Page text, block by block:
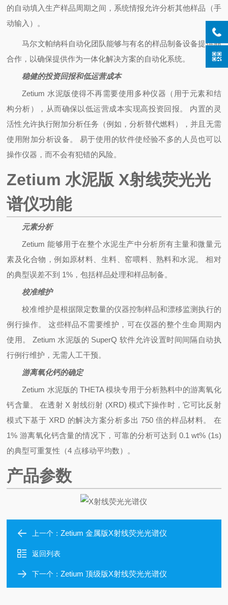
的自动填入生产样品周期之间，系统情报允许分析其他样品（手
动输入）。
马尔文帕纳科自动化团队能够与有名的样品制备设备提供商
合作，以确保提供作为一体化解决方案的自动化系统。
稳健的投资回报和低运营成本
Zetium 水泥版使得不再需要使用多种仪器（用于元素和结
构分析），从而确保以低运营成本实现高投资回报。 内置的灵
活性允许执行附加分析任务（例如，分析替代燃料），并且无需
使用附加分析设备。 易于使用的软件使经验不多的人员也可以
操作仪器，而不会有犯错的风险。
Zetium 水泥版 X射线荧光光
谱仪功能
元素分析
Zetium 能够用于在整个水泥生产中分析所有主量和微量元
素及化合物，例如原材料、生料、窑喂料、熟料和水泥。 相对
的典型误差不到 1%，包括样品处理和样品制备。
校准维护
校准维护是根据限定数量的仪器控制样品和漂移监测执行的
例行操作。 这些样品不需要维护，可在仪器的整个生命周期内
使用。 Zetium 水泥版的 SuperQ 软件允许设置时间间隔自动执
行例行维护，无需人工干预。
游离氧化钙的确定
Zetium 水泥版的 THETA 模块专用于分析熟料中的游离氧化
钙含量。 在透射 X 射线衍射 (XRD) 模式下操作时，它可比反射
模式下基于 XRD 的解决方案分析多出 750 倍的样品材料。 在
1% 游离氧化钙含量的情况下，可靠的分析可达到 0.1 wt% (1s)
的典型可重复性（4 点移动平均数）。
产品参数
上一个：Zetium 金属版X射线荧光光谱仪
返回列表
下一个：Zetium 顶级版X射线荧光光谱仪